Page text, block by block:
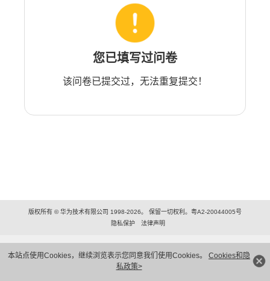
本站点使用Cookies，继续浏览表示您同意我们使用Cookies。 Cookies和隐
私政策>
您已填写过问卷
该问卷已提交过，无法重复提交！
版权所有 © 华为技术有限公司 1998-2026。 保留一切权利。粤A2-20044005号
隐私保护
法律声明